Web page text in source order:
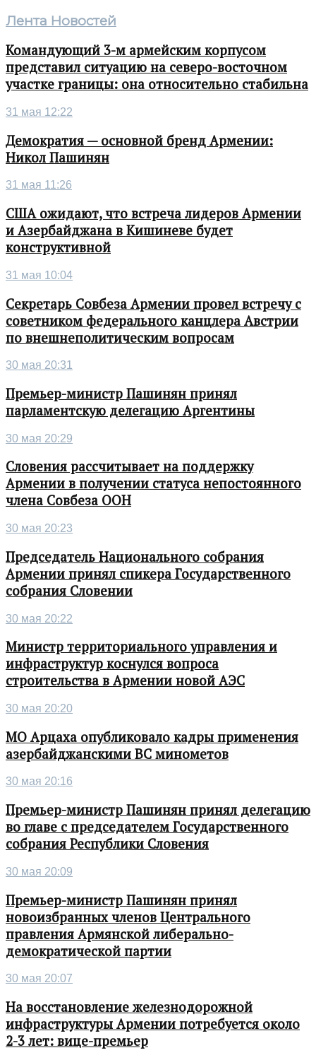
Лента Новостей
Командующий 3-м армейским корпусом
представил ситуацию на северо-восточном
участке границы: она относительно стабильна
31 мая 12:22
Демократия — основной бренд Армении:
Никол Пашинян
31 мая 11:26
США ожидают, что встреча лидеров Армении
и Азербайджана в Кишиневе будет
конструктивной
31 мая 10:04
Секретарь Совбеза Армении провел встречу с
советником федерального канцлера Австрии
по внешнеполитическим вопросам
30 мая 20:31
Премьер-министр Пашинян принял
парламентскую делегацию Аргентины
30 мая 20:29
Словения рассчитывает на поддержку
Армении в получении статуса непостоянного
члена Совбеза ООН
30 мая 20:23
Председатель Национального собрания
Армении принял спикера Государственного
собрания Словении
30 мая 20:22
Министр территориального управления и
инфраструктур коснулся вопроса
строительства в Армении новой АЭС
30 мая 20:20
МО Арцаха опубликовало кадры применения
азербайджанскими ВС минометов
30 мая 20:16
Премьер-министр Пашинян принял делегацию
во главе с председателем Государственного
собрания Республики Словения
30 мая 20:09
Премьер-министр Пашинян принял
новоизбранных членов Центрального
правления Армянской либерально-
демократической партии
30 мая 20:07
На восстановление железнодорожной
инфраструктуры Армении потребуется около
2-3 лет: вице-премьер